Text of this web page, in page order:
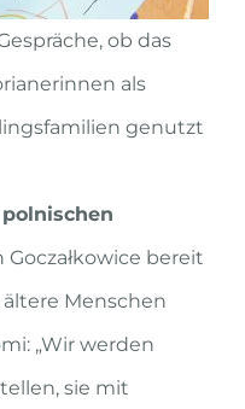
ob das
als
genutzt
Goczałkowice bereit
Menschen
„Wir werden
sie mit